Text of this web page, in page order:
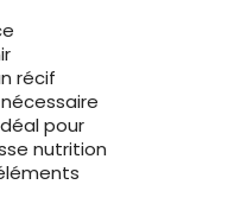
récif
pour
nutrition